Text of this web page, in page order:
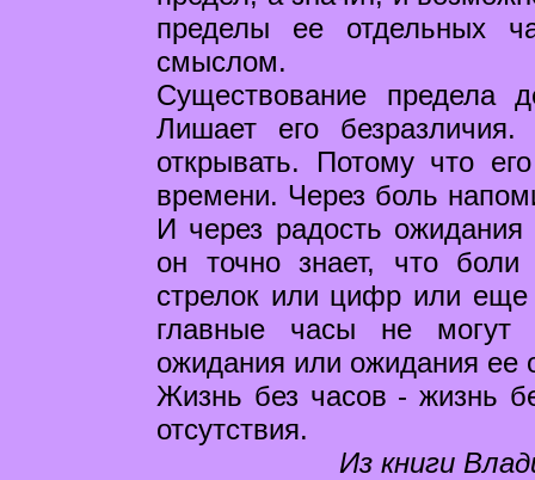
пределы ее отдельных
смыслом.
Существование предела
Лишает его
открывать. Потому что
времени. Через боль
И через радость
он точно знает, что
стрелок или цифр или еще
главные часы не могут
ожидания или ожидания ее
Жизнь без часов - жизнь
отсутствия.
Из книги